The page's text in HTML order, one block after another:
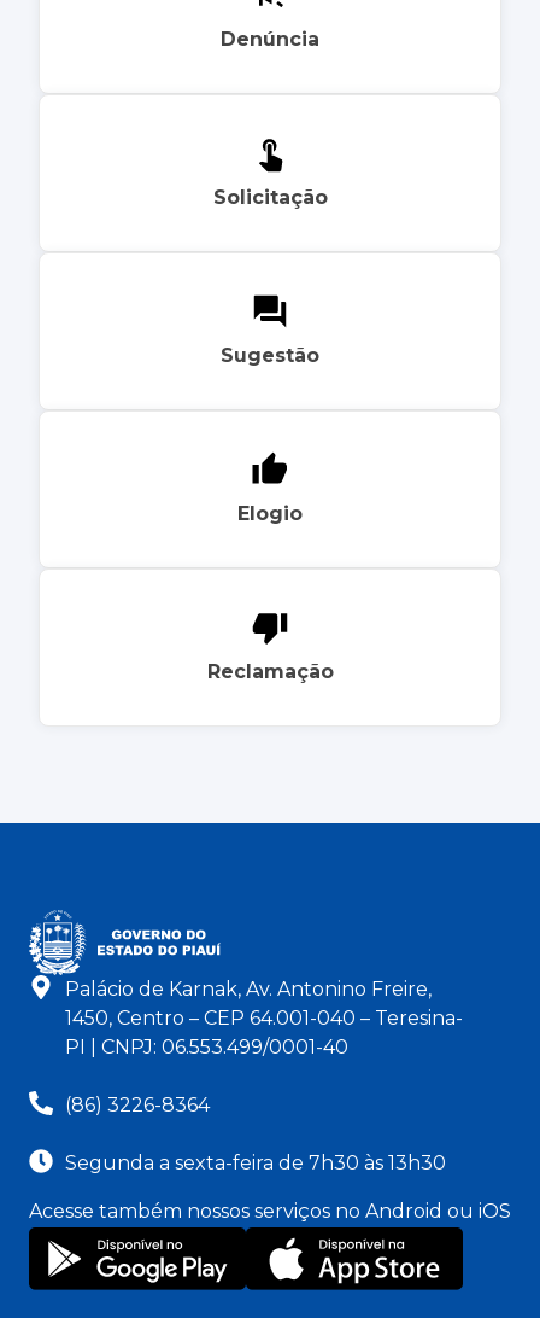
Denúncia
Solicitação
Sugestão
Elogio
Reclamação
Palácio de Karnak, Av. Antonino Freire,
1450, Centro – CEP 64.001-040 – Teresina-
PI | CNPJ: 06.553.499/0001-40
(86) 3226-8364
Segunda a sexta-feira de 7h30 às 13h30
Acesse também nossos serviços no Android ou iOS